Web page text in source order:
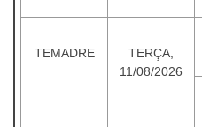
TEMADRE
TERÇA,
11/08/2026